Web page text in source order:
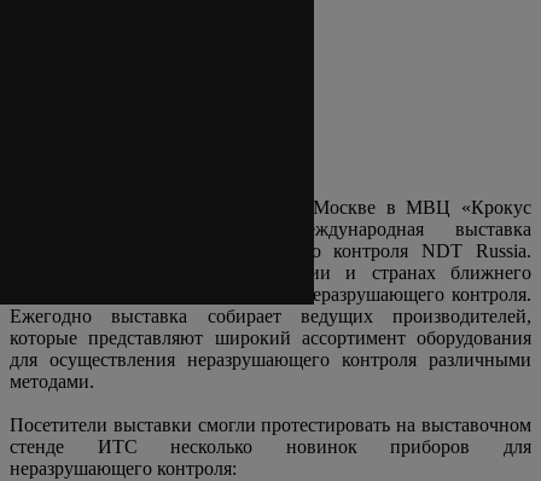
С 22 по 24 октября 2024 года в Москве в МВЦ «Крокус
Экспо» состоялась 24-я Международная выставка
оборудования для неразрушающего контроля NDT Russia.
NDT Russia - ключевое в России и странах ближнего
зарубежья мероприятие в области неразрушающего контроля.
Ежегодно выставка собирает ведущих производителей,
которые представляют широкий ассортимент оборудования
для осуществления неразрушающего контроля различными
методами.
Посетители выставки смогли протестировать на выставочном
стенде ИТС несколько новинок приборов для
неразрушающего контроля: